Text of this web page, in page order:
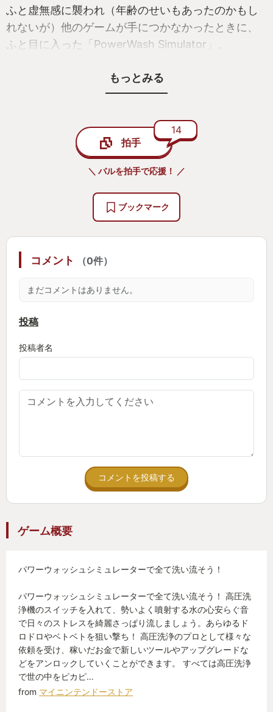
ふと虚無感に襲われ（年齢のせいもあったのかもし
れないが）他のゲームが手につかなかったときに、
ふと目に入った「PowerWash Simulator」。
テスト期間中に掃除がしたくなる感覚にも似た感じ
さらにしつこい汚れには高圧洗浄機の種類やノズル
を変えて試してみる。
壁やサッシ、手すりなどのパーツごとに目標の清掃
率が細かく設定されていて、
きれいになると「チーン」という効果音がなる。
この効果音ときれいになっていく爽快感がなんとも
言えず、
れた写真で振り返り。
再度虚無感に襲われるのを楽しみ？にしている自分
がいる気がする。
今やろうと思わなくても、ふと虚無感に襲われたと
き
この「PowerWash Simulator」をプレイしてみてほ
もっとみる
拍手
14
＼ バルを拍手で応援！ ／
ブックマーク
コメント （0件）
まだコメントはありません。
投稿
投稿者名
コメントを投稿する
ゲーム概要
パワーウォッシュシミュレーターで全て洗い流そう！
パワーウォッシュシミュレーターで全て洗い流そう！ 高圧洗
浄機のスイッチを入れて、勢いよく噴射する水の心安らぐ音
で日々のストレスを綺麗さっぱり流しましょう。あらゆるド
ロドロやベトベトを狙い撃ち！ 高圧洗浄のプロとして様々な
依頼を受け、稼いだお金で新しいツールやアップグレードな
どをアンロックしていくことができます。 すべては高圧洗浄
で世の中をピカピ…
from マイニンテンドーストア